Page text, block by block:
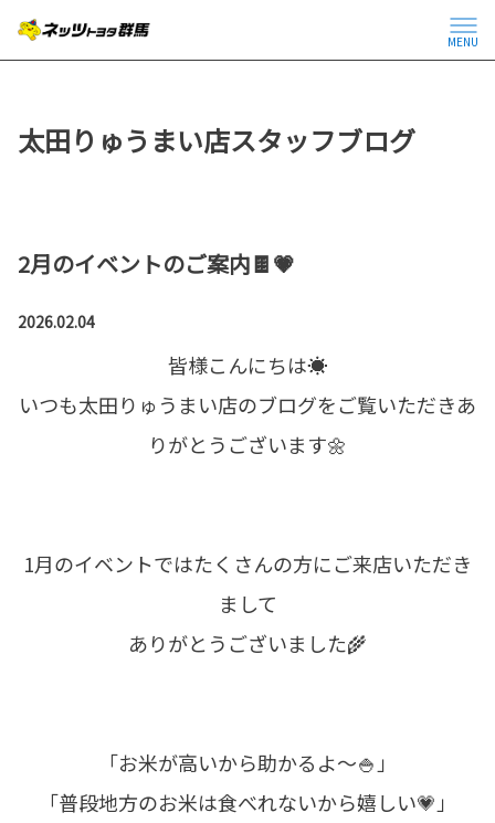
MENU
太田りゅうまい店スタッフブログ
2月のイベントのご案内🍫💗
2026.02.04
皆様こんにちは☀
いつも太田りゅうまい店のブログをご覧いただきあ
りがとうございます🌼
1月のイベントではたくさんの方にご来店いただき
まして
ありがとうございました🌾
「お米が高いから助かるよ～🍚」
「普段地方のお米は食べれないから嬉しい💗」